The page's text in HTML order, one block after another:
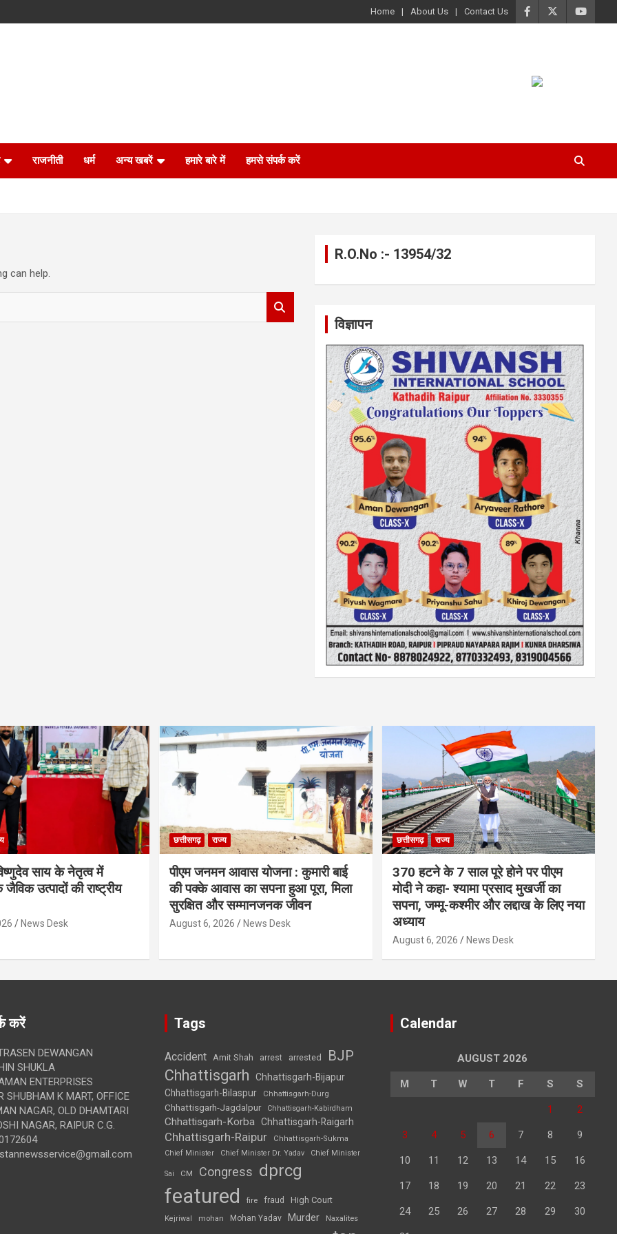
Home About Us Contact Us
राजनीती धर्म अन्य खबरें हमारे बारे में हमसे संपर्क करें
can help.
R.O.No :- 13954/32
विज्ञापन
साय के नेतृत्व में
उत्पादों की राष्ट्रीय
News Desk
छत्तीसगढ़ राज्य
पीएम जनमन आवास योजना : कुमारी बाई
की पक्के आवास का सपना हुआ पूरा, मिला
सुरक्षित और सम्मानजनक जीवन
August 6, 2026 News Desk
छत्तीसगढ़ राज्य
370 हटने के 7 साल पूरे होने पर पीएम
मोदी ने कहा- श्यामा प्रसाद मुखर्जी का
सपना, जम्मू-कश्मीर और लद्दाख के लिए नया
अध्याय
August 6, 2026 News Desk
करें
DEWANGAN
SHUKLA
ENTERPRISES
SHUBHAM K MART, OFFICE
NAGAR, OLD DHAMTARI
NAGAR, RAIPUR C.G.
Tags
Accident Amit Shah arrest arrested BJP
Chhattisgarh
Chhattisgarh-Bijapur
Chhattisgarh-Bilaspur
Chhattisgarh-Durg
Chhattisgarh-Jagdalpur Chhattisgarh-Kabirdham
Chhattisgarh-Korba Chhattisgarh-Raigarh
Chhattisgarh-Raipur
Chhattisgarh-Sukma
Chief Minister
Chief Minister Dr. Yadav Chief Minister
Sai CM Congress dprcg
featured fire fraud High Court
Kejriwal mohan Mohan Yadav Murder Naxalites
Calendar
AUGUST 2026
M T W T F S S
1 2
3 4 5 6 7 8 9
10 11 12 13 14 15 16
17 18 19 20 21 22 23
24 25 26 27 28 29 30